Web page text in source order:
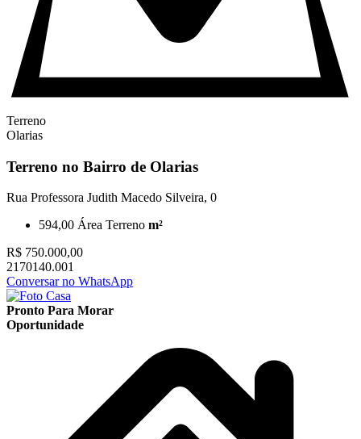
Terreno
Olarias
Terreno no Bairro de Olarias
Rua Professora Judith Macedo Silveira, 0
594,00 Área Terreno m²
R$ 750.000,00
2170140.001
Conversar no WhatsApp
Pronto Para Morar
Oportunidade